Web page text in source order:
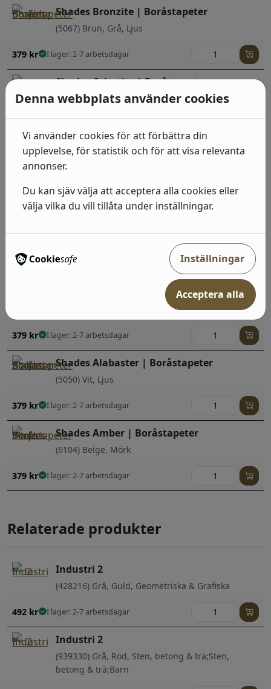
Shades Bronzite | Boråstapeter
(5067) Brun, Grå, Ljus
379 kr I lager: 2-7 arbetsdagar
Shades Celestite | Boråstapeter
(6108) Blå, Ljus
Shades Chalk | Boråstapeter
(5057) Beige, Ljus
379kr I lager: 2-7 arbetsdagar
379 kr I lager: 2-7 arbetsdagar
Shades Anthracite | Boråstapeter
379 kr I lager: 2-7 arbetsdagar
Shades Alabaster | Boråstapeter
(5050) Vit, Ljus
379 kr I lager: 2-7 arbetsdagar
Shades Amber | Boråstapeter
(6104) Beige, Mörk
379 kr I lager: 2-7 arbetsdagar
Relaterade produkter
Industri 2
(428216) Grå, Guld, Geometriska & Grafiska
492 kr I lager: 2-7 arbetsdagar
Industri 2
(939330) Grå, Röd, Sten, betong & trä;Sten,
betong & trä;Barn
Denna webbplats använder cookies
Vi använder cookies för att förbättra din
upplevelse, för statistik och för att visa relevanta
annonser.
Du kan sjäv välja att acceptera alla cookies eller
välja vilka du vill tillåta under inställningar.
Inställningar
Acceptera alla